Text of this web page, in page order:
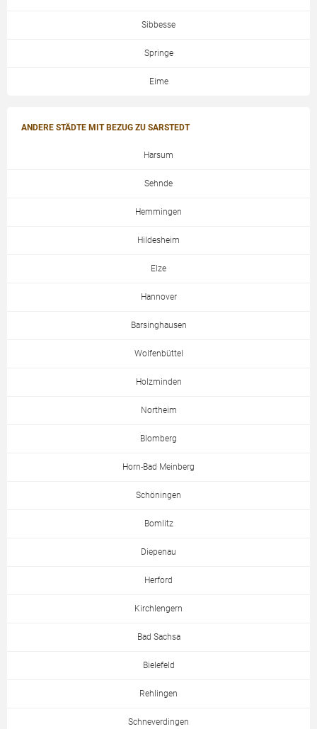
Sibbesse
Springe
Eime
ANDERE STÄDTE MIT BEZUG ZU SARSTEDT
Harsum
Sehnde
Hemmingen
Hildesheim
Elze
Hannover
Barsinghausen
Wolfenbüttel
Holzminden
Northeim
Blomberg
Horn-Bad Meinberg
Schöningen
Bomlitz
Diepenau
Herford
Kirchlengern
Bad Sachsa
Bielefeld
Rehlingen
Schneverdingen